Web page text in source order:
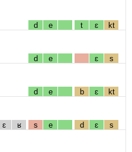
d e t ɛ kt
d e ɛ s
d e b ɛ kt
ɛ ʁ s e d ɛ s